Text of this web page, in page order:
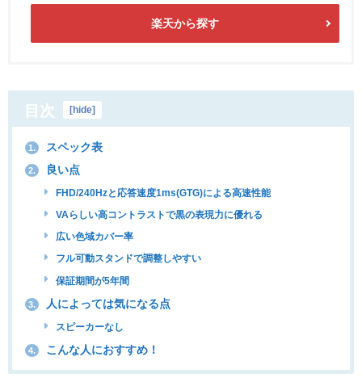
楽天から探す
目次 [hide]
1. スペック表
2. 良い点
FHD/240Hzと応答速度1ms(GTG)による高速性能
VAらしい高コントラストで黒の表現力に優れる
広い色域カバー率
フル可動スタンドで調整しやすい
保証期間が5年間
3. 人によっては気になる点
スピーカーなし
4. こんな人におすすめ！